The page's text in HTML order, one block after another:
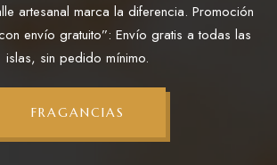
artesanal marca la diferencia. Promoción
envío gratuito”: Envío gratis a todas las
islas, sin pedido mínimo.
FRAGANCIAS